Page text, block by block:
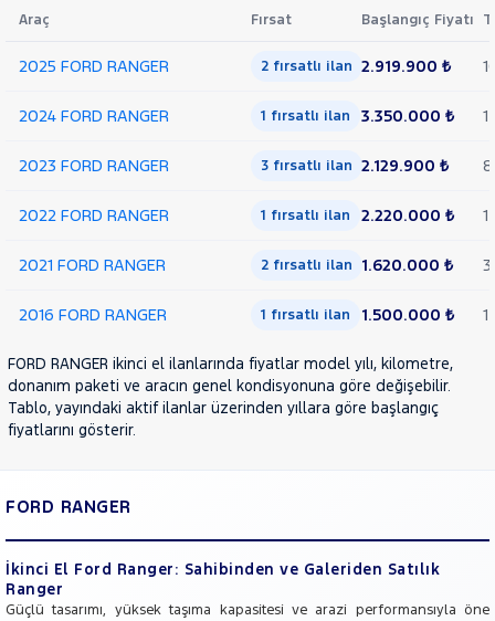
Araç Fırsat Başlangıç Fiyatı
2025 FORD RANGER 2 fırsatlı ilan 2.919.900 ₺
2024 FORD RANGER 1 fırsatlı ilan 3.350.000 ₺ 1
2023 FORD RANGER 3 fırsatlı ilan 2.129.900 ₺ 8
2022 FORD RANGER 1 fırsatlı ilan 2.220.000 ₺ 1
2021 FORD RANGER 2 fırsatlı ilan 1.620.000 ₺ 3
2016 FORD RANGER 1 fırsatlı ilan 1.500.000 ₺ 1
FORD RANGER ikinci el ilanlarında fiyatlar model yılı, kilometre,
donanım paketi ve aracın genel kondisyonuna göre değişebilir.
Tablo, yayındaki aktif ilanlar üzerinden yıllara göre başlangıç
fiyatlarını gösterir.
FORD RANGER
İkinci El Ford Ranger: Sahibinden ve Galeriden Satılık
Ranger
Güçlü tasarımı, yüksek taşıma kapasitesi ve arazi performansıyla öne